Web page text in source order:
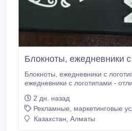
Блокноты, ежедневники
Блокноты, ежедневники с логотипами Блокноты,
ежедневники с логотипами - отличный бизнес-
соответствие корпоративному
материал. Нанесен может быть не только логотип
компании, но и контакты, рекламный текст, лозунг и
2 дн. назад
Рекламные, маркетинговые
Казахстан, Алматы